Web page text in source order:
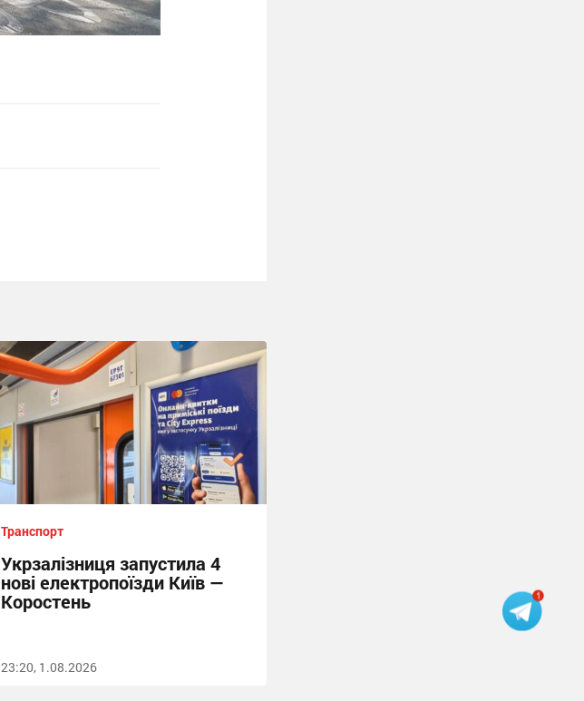
Транспорт
Укрзалізниця запустила 4
нові електропоїзди Київ —
Коростень
23:20, 1.08.2026